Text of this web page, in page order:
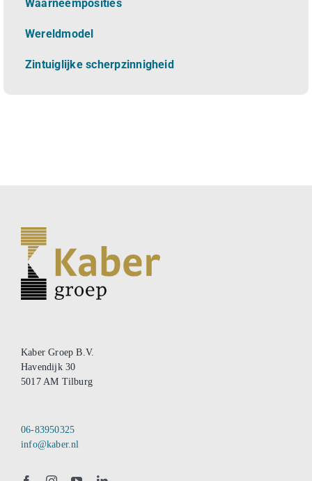
Waarneemposities
Wereldmodel
Zintuiglijke scherpzinnigheid
Kaber Groep B.V.
Havendijk 30
5017 AM Tilburg
06-83950325
info@kaber.nl